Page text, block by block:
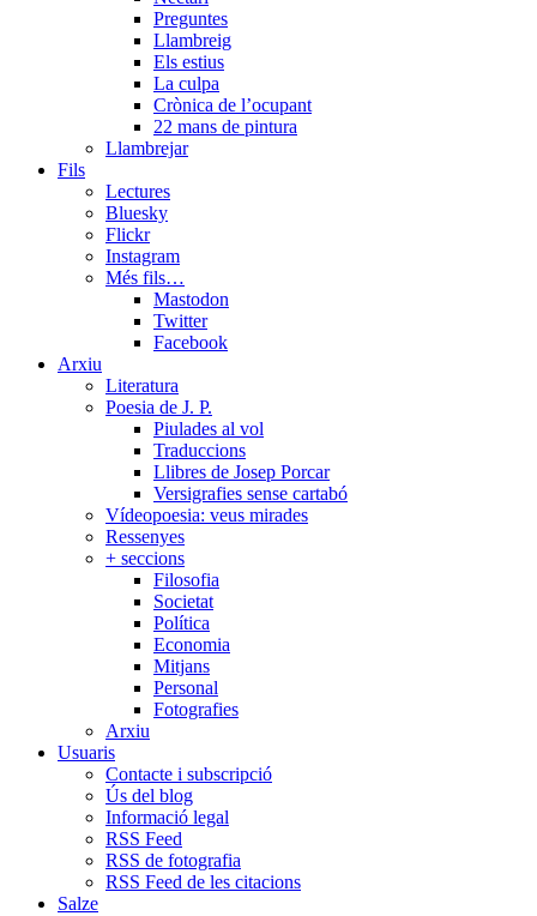
Preguntes
Llambreig
Els estius
La culpa
Crònica de l’ocupant
22 mans de pintura
Llambrejar
Fils
Lectures
Bluesky
Flickr
Instagram
Més fils…
Mastodon
Twitter
Facebook
Arxiu
Literatura
Poesia de J. P.
Piulades al vol
Traduccions
Llibres de Josep Porcar
Versigrafies sense cartabó
Vídeopoesia: veus mirades
Ressenyes
+ seccions
Filosofia
Societat
Política
Economia
Mitjans
Personal
Fotografies
Arxiu
Usuaris
Contacte i subscripció
Ús del blog
Informació legal
RSS Feed
RSS de fotografia
RSS Feed de les citacions
Salze